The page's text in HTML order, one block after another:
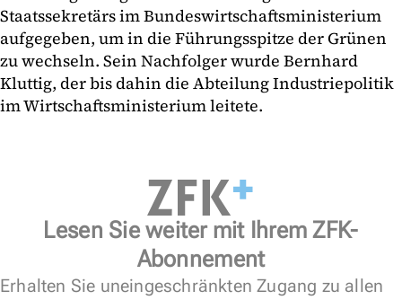
Staatssekretärs im Bundeswirtschaftsministerium
aufgegeben, um in die Führungsspitze der Grünen
zu wechseln. Sein Nachfolger wurde Bernhard
Kluttig, der bis dahin die Abteilung Industriepolitik
im Wirtschaftsministerium leitete.
Lesen Sie weiter mit Ihrem ZFK-
Abonnement
Erhalten Sie uneingeschränkten Zugang zu allen